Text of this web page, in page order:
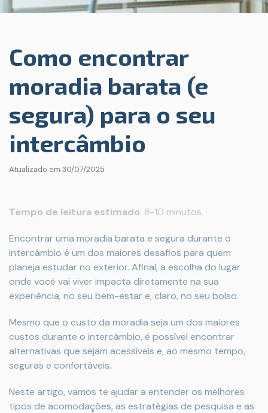
Como encontrar
moradia barata (e
segura) para o seu
intercâmbio
Atualizado em 30/07/2025
Tempo de leitura estimado: 8-10 minutos
Encontrar uma moradia barata e segura durante o
intercâmbio é um dos maiores desafios para quem
planeja estudar no exterior. Afinal, a escolha do lugar
onde você vai viver impacta diretamente na sua
experiência, no seu bem-estar e, claro, no seu bolso.
Mesmo que o custo da moradia seja um dos maiores
custos durante o intercâmbio, é possível encontrar
alternativas que sejam acessíveis e, ao mesmo tempo,
seguras e confortáveis.
Neste artigo, vamos te ajudar a entender os melhores
tipos de acomodações, as estratégias de pesquisa e as